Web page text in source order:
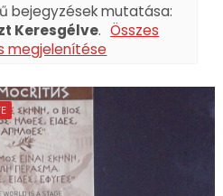
bejegyzések mutatása:
Keresgélve. Összes
megjelenítése